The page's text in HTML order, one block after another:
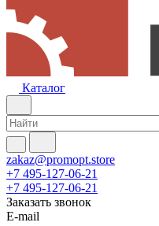
Каталог
zakaz@promopt.store
+7 495-127-06-21
+7 495-127-06-21
Заказать звонок
E-mail